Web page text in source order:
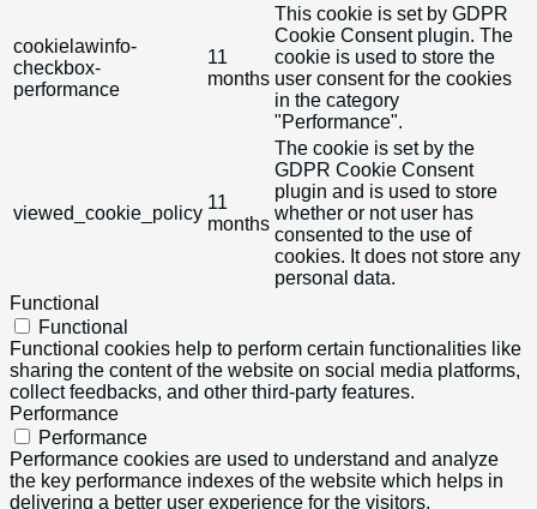
cookielawinfo-
checkbox-
performance
11
months
This cookie is set by GDPR
Cookie Consent plugin. The
cookie is used to store the
user consent for the cookies
in the category
"Performance".
viewed_cookie_policy
11
months
The cookie is set by the
GDPR Cookie Consent
plugin and is used to store
whether or not user has
consented to the use of
cookies. It does not store any
personal data.
Functional
Functional
Functional cookies help to perform certain functionalities like
sharing the content of the website on social media platforms,
collect feedbacks, and other third-party features.
Performance
Performance
Performance cookies are used to understand and analyze
the key performance indexes of the website which helps in
delivering a better user experience for the visitors.